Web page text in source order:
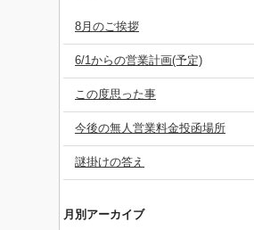
8月のご挨拶
6/1からの営業計画(予定)
この度思った事
今後の無人営業料金投函場所
謎掛けの答え
月別アーカイブ